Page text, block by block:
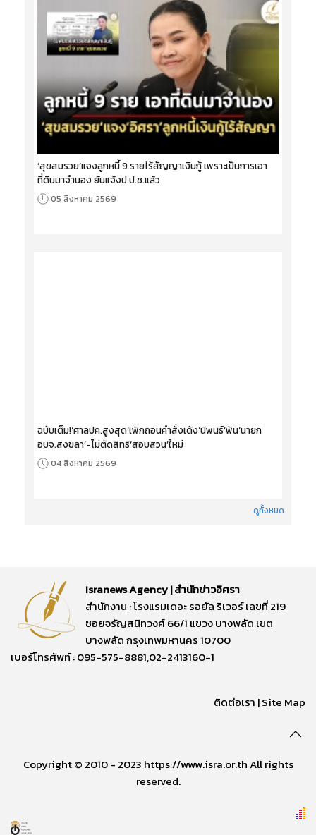
‘สุขสมรวย’แจงลูกหนี้ 9 รายไร้สัญญาเงินกู้ เพราะเป็นการเอา
ที่ดินมาจำนอง ยันแจ้งป.ป.ช.แล้ว
05 สิงหาคม 2569
ฉบับเต็ม!‘ศาลปค.สูงสุด’เพิกถอนคำสั่งเด้ง‘นิพนธ์’พ้น‘นายก
อบจ.สงขลา’-ไม่ตัดสิทธิ‘สอบสวน’ใหม่
04 สิงหาคม 2569
ดูทั้งหมด
Isranews Agency | สำนักข่าวอิศรา
สำนักงาน : โรงแรมเดอะ รอยัล ริเวอร์ เลขที่ 219
ซอยจรัญสนิทวงศ์ 66/1 แขวง บางพลัด เขต
บางพลัด กรุงเทพมหานคร 10700
เบอร์โทรศัพท์ : 095-575-8881,02-2413160-1
ติดต่อเรา |Site Map
Copyright © 2010 - 2023 https://www.isra.or.th All rights
reserved.